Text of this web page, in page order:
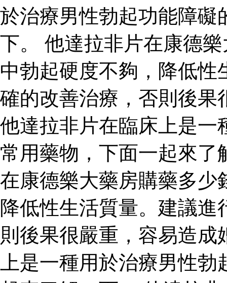
於治療男性勃起功能障礙
下。 他達拉非片在康德
中勃起硬度不夠，降低
確的改善治療，否則後果
他達拉非片在臨床上是一
常用藥物，下面一起來
在康德樂大藥房購藥多少
降低性生活質量。建議
則後果很嚴重，容易造
上是一種用於治療男性